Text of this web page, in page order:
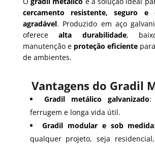
cercamento resistente, seguro e
agradável. Produzido em aço
oferecealta durabilidade,
manutenção e proteção eficiente
de ambientes.
Vantagens do Gradil
Gradil metálico galvanizado:
ferrugem e longa vida útil.
Gradil modular e sob medida
qualquer projeto, seja